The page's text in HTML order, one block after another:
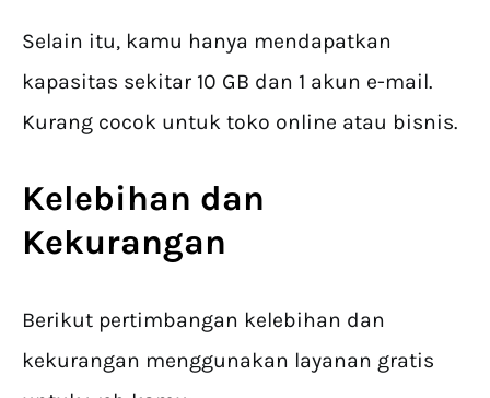
Selain itu, kamu hanya mendapatkan
kapasitas sekitar 10 GB dan 1 akun e-mail.
Kurang cocok untuk toko online atau bisnis.
Kelebihan dan
Kekurangan
Berikut pertimbangan kelebihan dan
kekurangan menggunakan layanan gratis